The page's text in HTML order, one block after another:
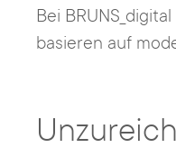
Bei
basieren auf